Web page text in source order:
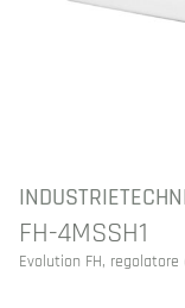
FH-4MSSH1
Evolution FH,